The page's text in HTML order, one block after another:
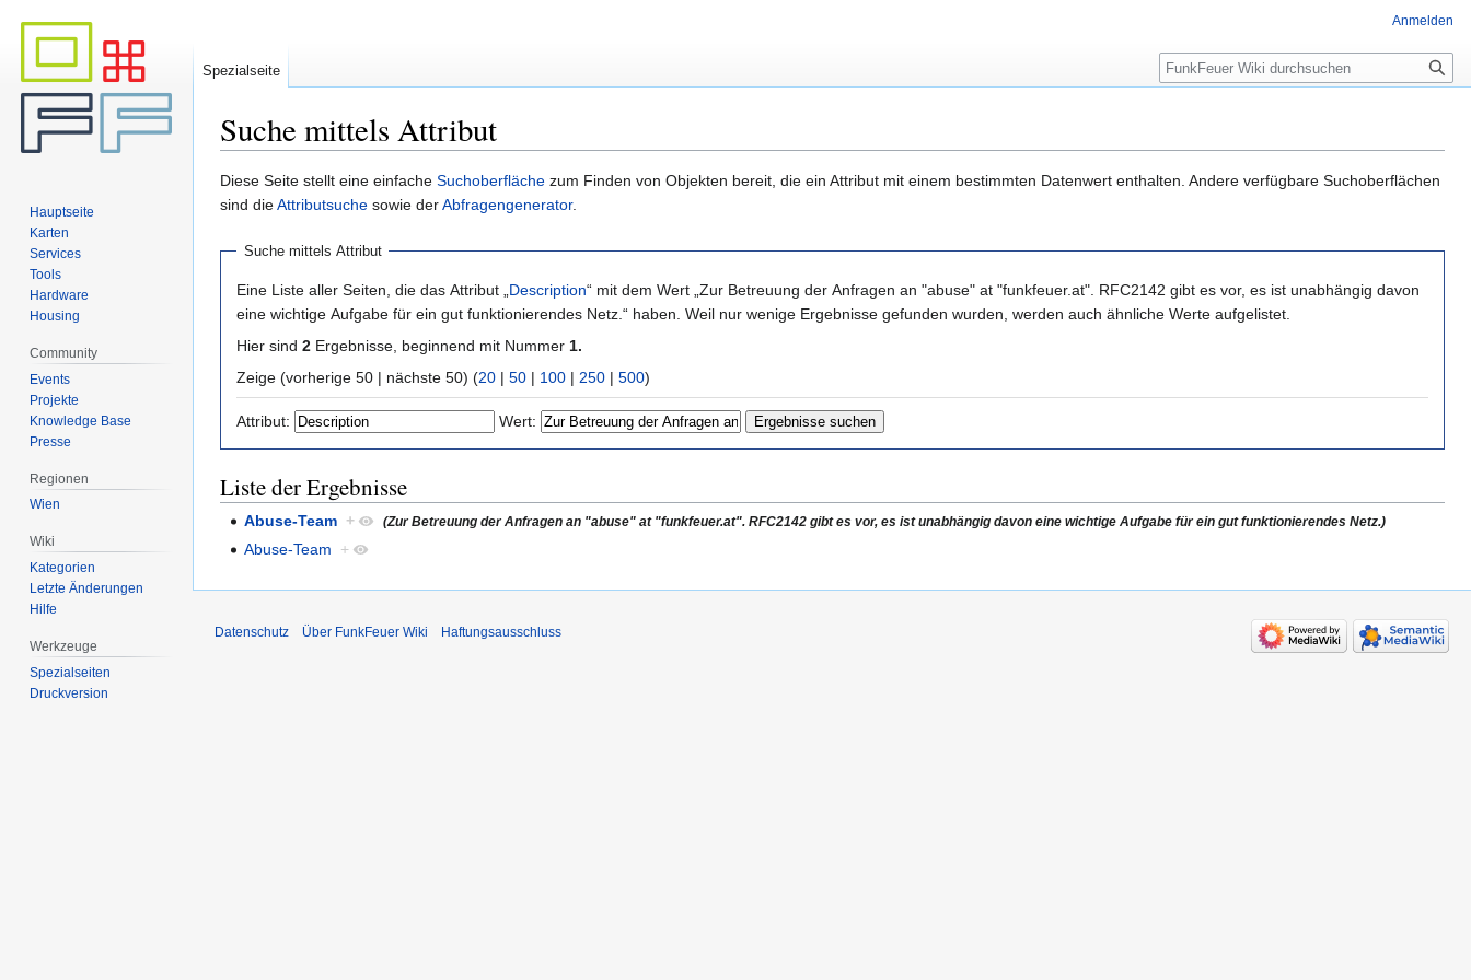
Suche mittels Attribut
Zur
Navigation
Zur
Suche
Diese Seite stellt eine einfache Suchoberfläche zum Finden von Objekten bereit, die ein Attribut mit einem bestimmten Datenwert enthalten. Andere verfügbare Suchoberflächen
sind dieAttributsuche sowie derAbfragengenerator.
Suche mittels Attribut
Eine Liste aller Seiten, die das Attribut „ Description“ mit dem Wert „Zur Betreuung der Anfragen an "abuse" at "funkfeuer.at". RFC2142 gibt es vor, es ist unabhängig davon
eine wichtige Aufgabe für ein gut funktionierendes Netz.“ haben. Weil nur wenige Ergebnisse gefunden wurden, werden auch ähnliche Werte aufgelistet.
Hier sind 2 Ergebnisse, beginnend mit Nummer 1.
Zeige (vorherige 50 | nächste 50) (20 | 50 | 100 | 250 | 500)
Attribut: Wert:
Liste der Ergebnisse
Abuse-Team + (Zur Betreuung der Anfragen an "abuse" at "funkfeuer.at". RFC2142 gibt es vor, es ist unabhängig davon eine wichtige Aufgabe für ein gut funktionierendes Netz.)
Abuse-Team +
Anmelden
Spezialseite
Suche
Hauptseite
Karten
Services
Tools
Hardware
Housing
Community
Events
Projekte
Knowledge Base
Presse
Regionen
Wien
Wiki
Kategorien
Letzte Änderungen
Hilfe
Werkzeuge
Spezialseiten
Druckversion
Datenschutz Über FunkFeuer Wiki Haftungsausschluss